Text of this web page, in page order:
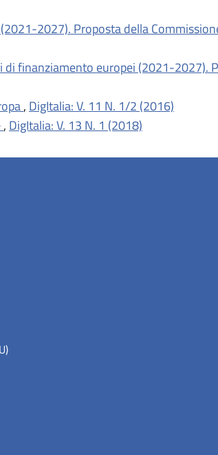
2027). Proposta della
di finanziamento europei (2021-2027).
, DigItalia: V. 11 N. 1/2 (2016)
, DigItalia: V. 13 N. 1 (2018)